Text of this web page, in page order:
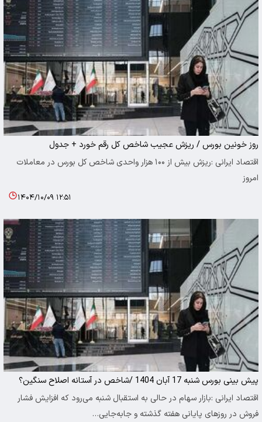
روز خونین بورس / ریزش عجیب شاخص کل رقم خورد + جدول
اقتصاد ایرانی :ریزش بیش از ۱۰۰ هزار واحدی شاخص کل بورس در معاملات
امروز
۱۴۰۴/۱۰/۰۹ ۱۲:۵۱
پیش‌ بینی بورس شنبه 17 آبان 1404 /شاخص در آستانه اصلاح سنگین؟
اقتصاد ایرانی :بازار سهام در حالی به استقبال شنبه می‌رود که افزایش فشار
فروش در روزهای پایانی هفته گذشته و جابه‌جایی…